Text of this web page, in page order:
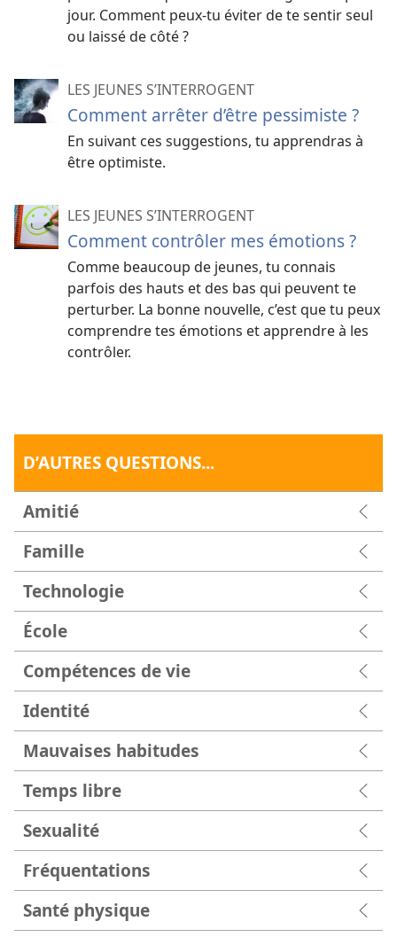
jour. Comment peux-tu éviter de te sentir seul
ou laissé de côté ?
LES JEUNES S’INTERROGENT
Comment arrêter d’être pessimiste ?
En suivant ces suggestions, tu apprendras à
être optimiste.
LES JEUNES S’INTERROGENT
Comment contrôler mes émotions ?
Comme beaucoup de jeunes, tu connais
parfois des hauts et des bas qui peuvent te
perturber. La bonne nouvelle, c’est que tu peux
comprendre tes émotions et apprendre à les
contrôler.
D’AUTRES QUESTIONS...
Amitié
Famille
Technologie
École
Compétences de vie
Identité
Mauvaises habitudes
Temps libre
Sexualité
Fréquentations
Santé physique